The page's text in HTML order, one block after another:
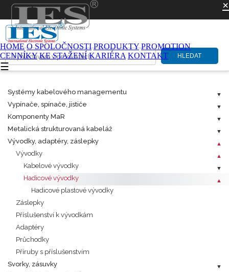
×
HOME O SPOLOČNOSTI PRODUKTY PROMOTION
CENNÍKY KE STAŽENÍ KARIÉRA KONTAKT
☰
HLEDAT
Systémy kabelového managementu
Vypínače, spínače, jističe
Komponenty MaR
Metalická strukturovaná kabeláž
Vývodky, adaptéry, záslepky
Vývodky
Kabelové vývodky
Hadicové vývodky
Hadicové plastové vývodky
Záslepky
Příslušenství k vývodkám
Adaptéry
Průchodky
Příruby s příslušenstvím
Svorky, zásuvky